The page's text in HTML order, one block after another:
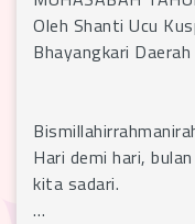
Oleh Shanti Ucu
Bhayangkari
Hari demi hari,
kita sadari.
…